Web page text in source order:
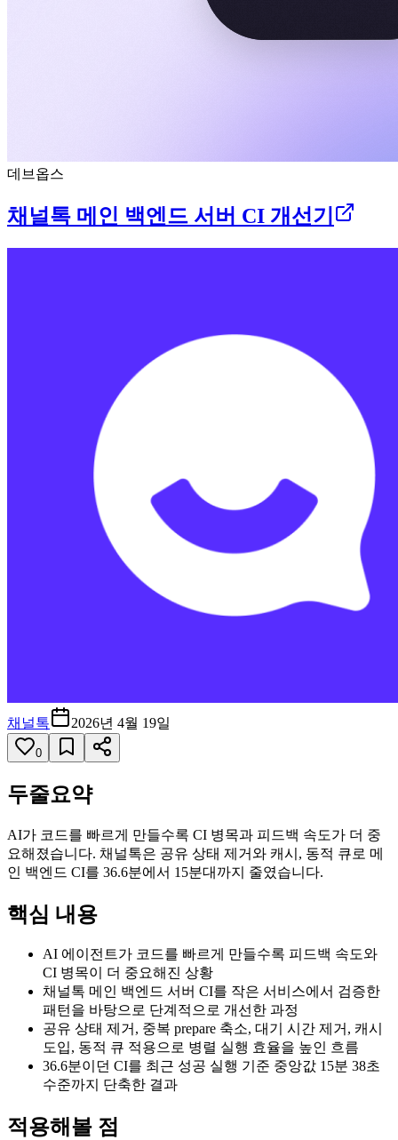
데브옵스
채널톡 메인 백엔드 서버 CI 개선기
채널톡 2026년 4월 19일
0
두줄요약
AI가 코드를 빠르게 만들수록 CI 병목과 피드백 속도가 더 중
요해졌습니다. 채널톡은 공유 상태 제거와 캐시, 동적 큐로 메
인 백엔드 CI를 36.6분에서 15분대까지 줄였습니다.
핵심 내용
AI 에이전트가 코드를 빠르게 만들수록 피드백 속도와
CI 병목이 더 중요해진 상황
채널톡 메인 백엔드 서버 CI를 작은 서비스에서 검증한
패턴을 바탕으로 단계적으로 개선한 과정
공유 상태 제거, 중복 prepare 축소, 대기 시간 제거, 캐시
도입, 동적 큐 적용으로 병렬 실행 효율을 높인 흐름
36.6분이던 CI를 최근 성공 실행 기준 중앙값 15분 38초
수준까지 단축한 결과
적용해볼 점